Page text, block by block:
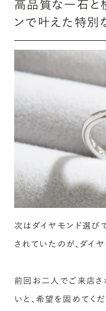
高品質な一石と
ンで叶えた特別
次はダイヤモンド選び
されていたのが、ダイ
前回お二人でご来店
いと、希望を固めてく